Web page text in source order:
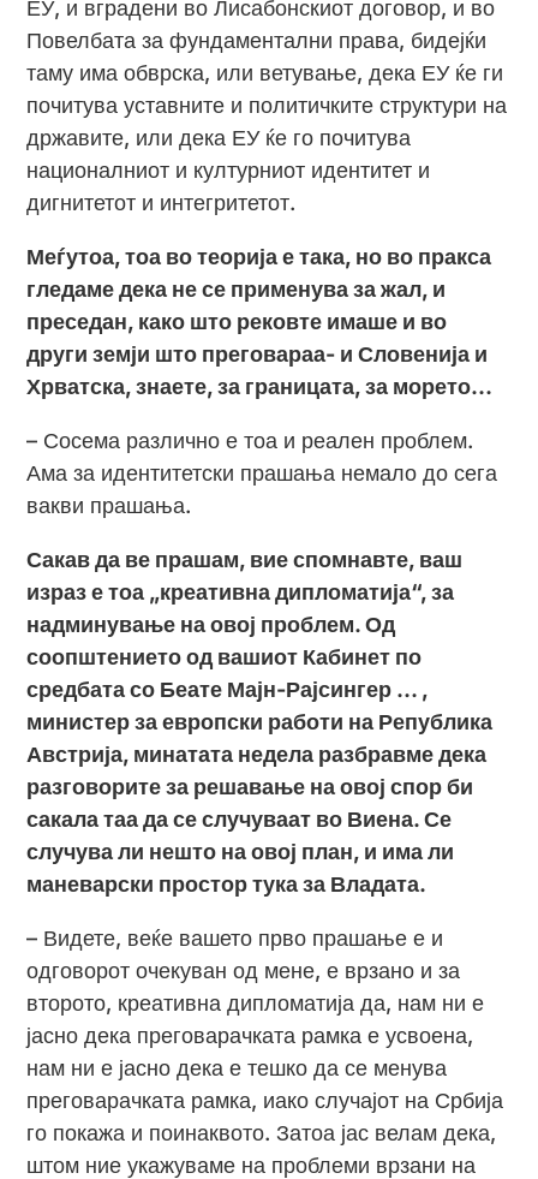
ЕУ, и вградени во Лисабонскиот договор, и во
Повелбата за фундаментални права, бидејќи
таму има обврска, или ветување, дека ЕУ ќе ги
почитува уставните и политичките структури на
државите, или дека ЕУ ќе го почитува
националниот и културниот идентитет и
дигнитетот и интегритетот.
Меѓутоа, тоа во теорија е така, но во пракса
гледаме дека не се применува за жал, и
преседан, како што рековте имаше и во
други земји што преговараа- и Словенија и
Хрватска, знаете, за границата, за морето…
– Сосема различно е тоа и реален проблем.
Ама за идентитетски прашања немало до сега
вакви прашања.
Сакав да ве прашам, вие спомнавте, ваш
израз е тоа „креативна дипломатија“, за
надминување на овој проблем. Од
соопштението од вашиот Кабинет по
средбата со Беате Мајн-Рајсингер … ,
министер за европски работи на Република
Австрија, минатата недела разбравме дека
разговорите за решавање на овој спор би
сакала таа да се случуваат во Виена. Се
случува ли нешто на овој план, и има ли
маневарски простор тука за Владата.
– Видете, веќе вашето прво прашање е и
одговорот очекуван од мене, е врзано и за
второто, креативна дипломатија да, нам ни е
јасно дека преговарачката рамка е усвоена,
нам ни е јасно дека е тешко да се менува
преговарачката рамка, иако случајот на Србија
го покажа и поинаквото. Затоа јас велам дека,
штом ние укажуваме на проблеми врзани на